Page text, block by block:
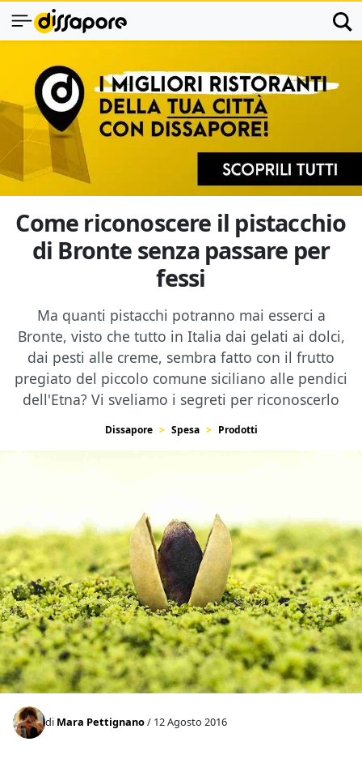
Come riconoscere il pistacchio
di Bronte senza passare per
fessi
Ma quanti pistacchi potranno mai esserci a
Bronte, visto che tutto in Italia dai gelati ai dolci,
dai pesti alle creme, sembra fatto con il frutto
pregiato del piccolo comune siciliano alle pendici
dell'Etna? Vi sveliamo i segreti per riconoscerlo
Dissapore Spesa Prodotti
di Mara Pettignano/ 12 Agosto 2016